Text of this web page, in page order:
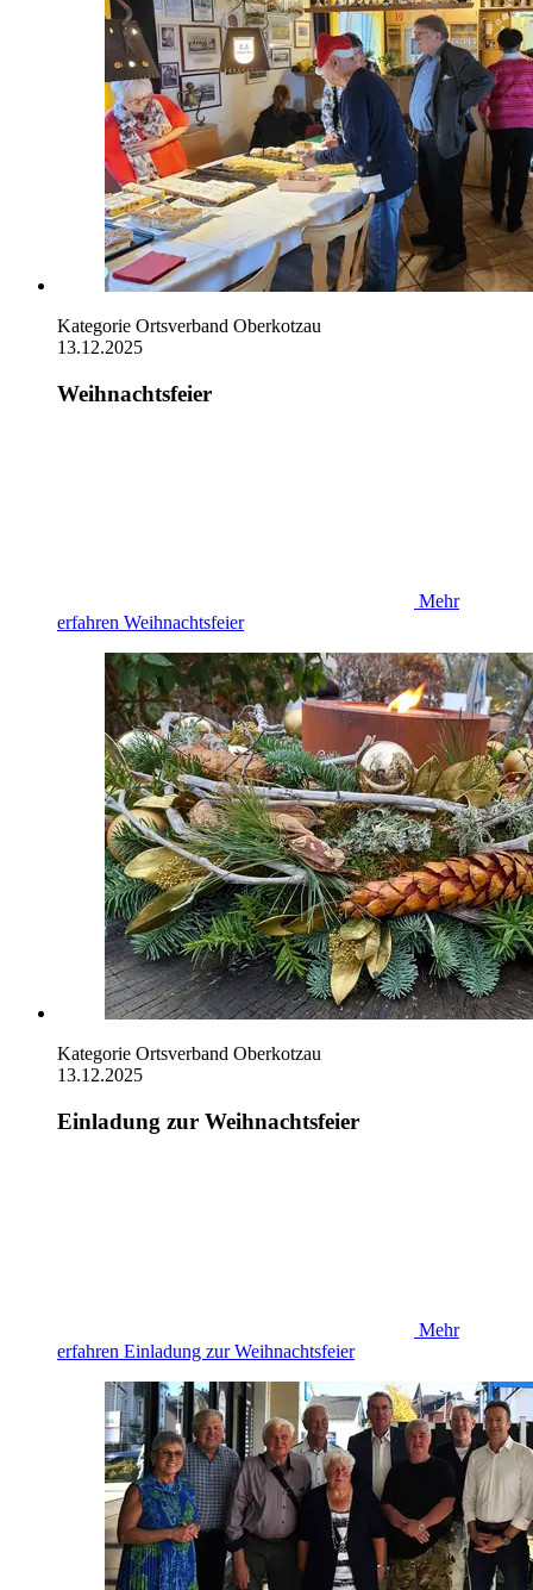
Kategorie Ortsverband Oberkotzau
13.12.2025
Weihnachtsfeier
Mehr
erfahren Weihnachtsfeier
Kategorie Ortsverband Oberkotzau
13.12.2025
Einladung zur Weihnachtsfeier
Mehr
erfahren Einladung zur Weihnachtsfeier